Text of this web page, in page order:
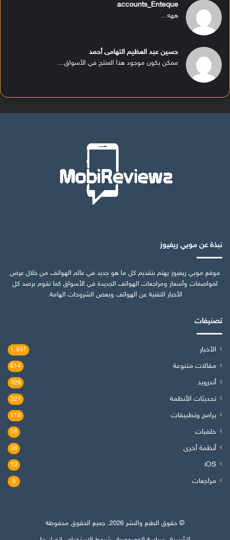
accounts_Enteque
ههه...
حسين عبد العظيم التهامى أحمد
ممكن يكون موجود هذا المنتج في الأسواق...
نبذة عن موبي ريفيوز
موقع موبي ريفيوز يهتم بتقديم كل ما هو جديد في عالم الهواتف من خلال عرض
لمواصفات وأسعار ومراجعات الهواتف الجديدة في الأسواق كما نقوم برصد كل
الأخبار التقنية عن الهواتف وبعض الشروحات الهامة.
تصنيفات
الأخبار 1٬931
مقالات متنوعة 614
أندرويد 328
تحديثات الأنظمة 327
برامج وتطبيقات 118
خلفيات 78
أنظمة أخرى 38
iOS
19
مراجعات 6
© حقوق الطبع والنشر 2026, جميع الحقوق محفوظة